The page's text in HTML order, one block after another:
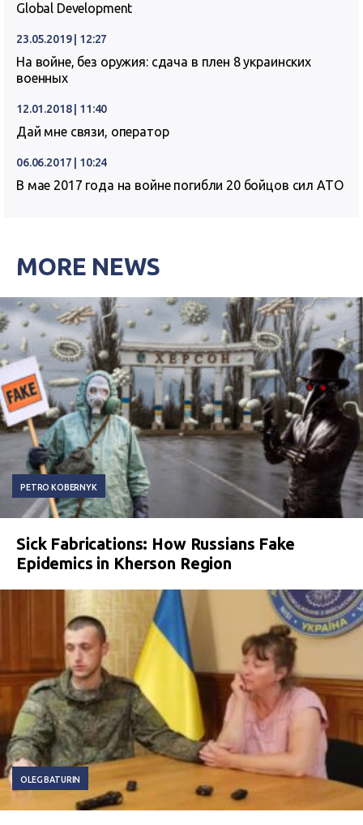
Global Development
23.05.2019 | 12:27
На войне, без оружия: сдача в плен 8 украинских
военных
12.01.2018 | 11:40
Дай мне связи, оператор
06.06.2017 | 10:24
В мае 2017 года на войне погибли 20 бойцов сил АТО
MORE NEWS
PETRO KOBERNYK
Sick Fabrications: How Russians Fake
Epidemics in Kherson Region
OLEG BATURIN